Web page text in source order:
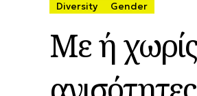
Diversity Gender
Με ή χωρίς